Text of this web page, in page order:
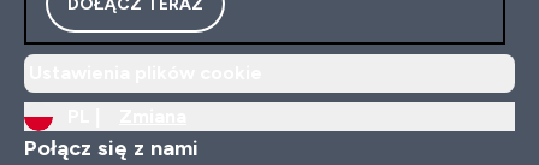
Połącz się z nami